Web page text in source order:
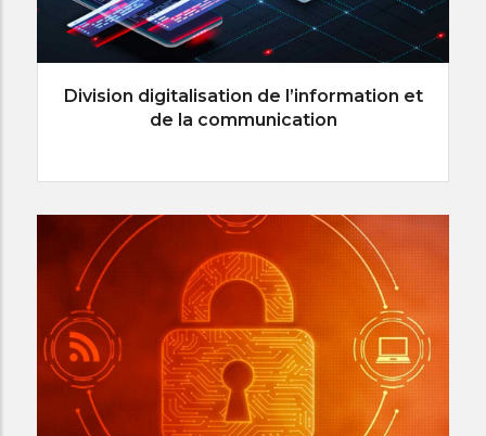
Division digitalisation de l’information et
de la communication